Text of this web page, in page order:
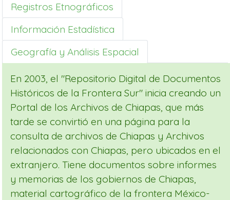
Registros Etnográficos
Información Estadística
Geografía y Análisis Espacial
En 2003, el "Repositorio Digital de Documentos
Históricos de la Frontera Sur" inicia creando un
Portal de los Archivos de Chiapas, que más
tarde se convirtió en una página para la
consulta de archivos de Chiapas y Archivos
relacionados con Chiapas, pero ubicados en el
extranjero. Tiene documentos sobre informes
y memorias de los gobiernos de Chiapas,
material cartográfico de la frontera México-